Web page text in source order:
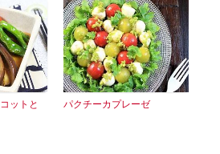
ットと
パクチーカプレーゼ